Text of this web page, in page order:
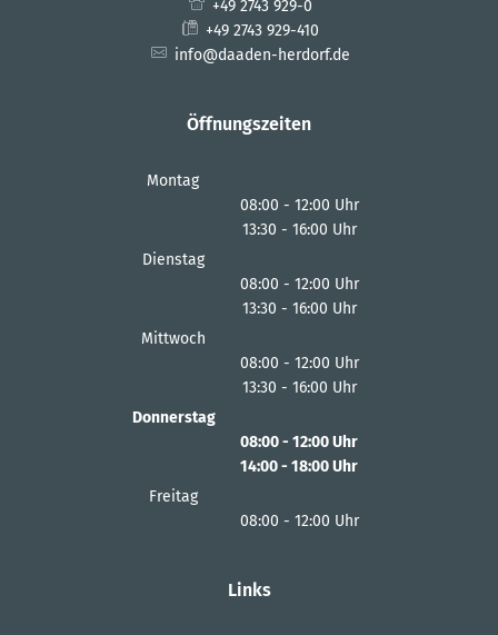
+49 2743 929-0
+49 2743 929-410
info@daaden-herdorf.de
Öffnungszeiten
Montag
08:00 - 12:00 Uhr
Von 08:00 bis 12:00 Uhr
13:30 - 16:00 Uhr
Dienstag
08:00 - 12:00 Uhr
Von 08:00 bis 12:00 Uhr
13:30 - 16:00 Uhr
Mittwoch
08:00 - 12:00 Uhr
Von 08:00 bis 12:00 Uhr
13:30 - 16:00 Uhr
Donnerstag
08:00- 12:00Uhr
Von 08:00 bis 12:00 Uhr
14:00- 18:00Uhr
Freitag
08:00 - 12:00 Uhr
Links